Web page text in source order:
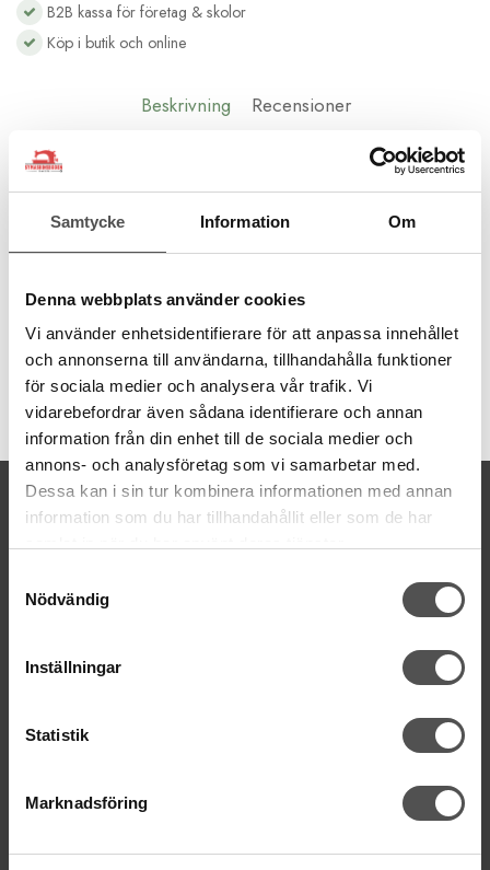
Samtycke Information Om
Denna webbplats använder cookies
Vi använder enhetsidentifierare för att anpassa innehållet
och annonserna till användarna, tillhandahålla funktioner
för sociala medier och analysera vår trafik. Vi
vidarebefordrar även sådana identifierare och annan
information från din enhet till de sociala medier och
annons- och analysföretag som vi samarbetar med.
Dessa kan i sin tur kombinera informationen med annan
information som du har tillhandahållit eller som de har
Nödvändig
Inställningar
Statistik
Marknadsföring
B2B kassa för företag & skolor
Köp i butik och online
Beskrivning Recensioner
Gütermann broderitråd 200 m
Broderitråd i Rayon (Viskos) som är ett naturmaterial. Grovlek nr
40 och lösare tvinnad vilket gör att tråden fyller ut mer. Fin lyster
och djupa färger som håller sina egenskaper över tid. Perfekt
för maskinbroderi och dekorsömmarna. Kan även anvädas till
Artikelnummer:
709700-1169
KONTAKTA OSS
kontakt@symaskinsboden.se
Kungsgatan 70E, 753 41 Uppsala
Mån-Tor 11:00 - 18:00
© Copyrightskyddat material på sidan. Sevillkor